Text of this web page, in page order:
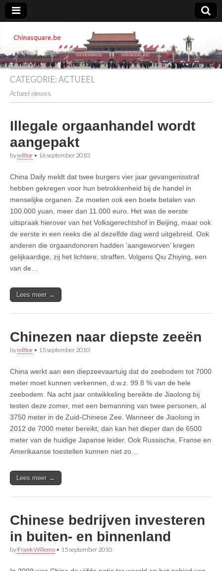
Chinasquare.be
CATEGORIE:ACTUEEL
Actueel nieuws
Illegale orgaanhandel wordt
aangepakt
byeditor • 16 september 2010
China Daily meldt dat twee burgers vier jaar gevangenisstraf
hebben gekregen voor hun betrokkenheid bij de handel in
menselijke organen. Ze moeten ook een boete betalen van
100.000 yuan, meer dan 11.000 euro. Het was de eerste
uitspraak hierover van het Volksgerechtshof in Beijing, maar ook
de eerste in een reeks die al dezelfde dag werd uitgebreid. Ook
anderen die orgaandonoren hadden ‘aangeworven’ kregen
gelijkaardige, zij het lichtere, straffen. Volgens Qiu Zhiying, een
van de…
Lees meer →
Chinezen naar diepste zeeën
byeditor • 15 september 2010
China werkt aan een diepzeevaartuig dat de zeebodem tot 7000
meter moet kunnen verkennen, d.w.z. 99.8 % van de hele
zeebodem. Na acht jaar ontwikkeling bereikte de Jiaolong bij
testen deze zomer, met een bemanning van twee personen, al
3750 meter in de Zuid-Chinese Zee. Wanneer de Jiaolong in
2012 de 7000 meter bereikt, dan kan het dieper dan de 6500
meter van de huidige Japanse leider. Ook Russische, Franse en
Amerikaanse toestellen kunnen niet zo…
Lees meer →
Chinese bedrijven investeren
in buiten- en binnenland
by Frank Willems • 15 september 2010